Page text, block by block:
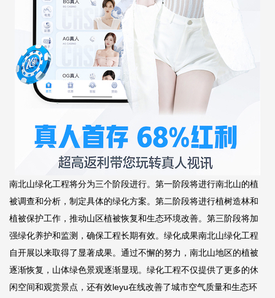
南北山绿化工程将分为三个阶段进行。第一阶段将进行南北山的植
被调查和分析，制定具体的绿化方案。第二阶段将进行植树造林和
植被保护工作，推动山区植被恢复和生态环境改善。第三阶段将加
强绿化养护和监测，确保工程长期有效。绿化成果南北山绿化工程
自开展以来取得了显著成果。通过不懈的努力，南北山地区的植被
逐渐恢复，山体绿色景观逐渐显现。绿化工程不仅提供了更多的休
闲空间和观赏景点，还有效leyu在线改善了城市空气质量和生态环